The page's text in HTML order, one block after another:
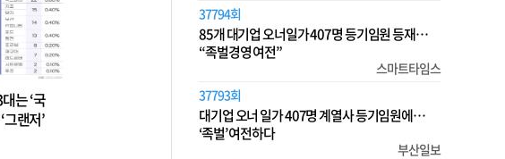
는 ‘국
랜저’
37794회
85개 대기업 오너일가 407명 등기임원 등재…
“족벌경영 여전”
스마트타임스
37793회
대기업 오너 일가 407명 계열사 등기임원에…
‘족벌’ 여전하다
부산일보